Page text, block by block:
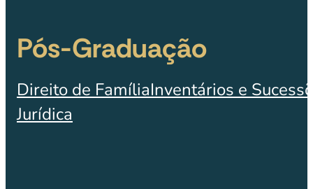
Pós-Graduação
Direito de FamíliaInventários e
Jurídica